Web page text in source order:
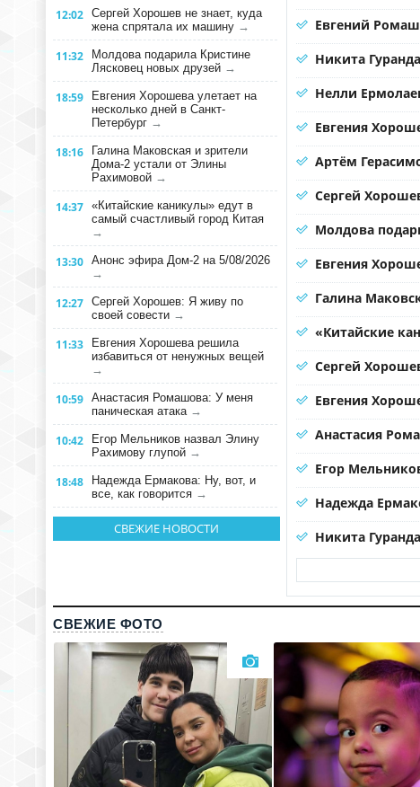
12:02 Сергей Хорошев не знает, куда
жена спрятала их машину →
11:32
Молдова подарила Кристине
Лясковец новых друзей →
18:59
Евгения Хорошева улетает на
несколько дней в Санкт-
Петербург →
18:16
Галина Маковская и зрители
Дома-2 устали от Элины
Рахимовой →
14:37 «Китайские каникулы» едут в
самый счастливый город Китая
→
13:30 Анонс эфира Дом-2 на 5/08/2026
→
12:27 Сергей Хорошев: Я живу по
своей совести →
11:33
Евгения Хорошева решила
избавиться от ненужных вещей
→
10:59 Анастасия Ромашова: У меня
паническая атака →
10:42
Егор Мельников назвал Элину
Рахимову глупой →
18:48
Надежда Ермакова: Ну, вот, и
все, как говорится →
СВЕЖИЕ НОВОСТИ
Евгений
Никита
Нелли
Евгения
Артём
Сергей
Молдова
Евгения
Галина
«Китайские
Сергей
Евгения
Анастасия
Егор
Надежда
Никита
СВЕЖИЕ ФОТО